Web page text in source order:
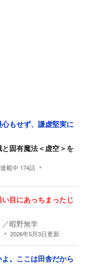
もせず、謙虚堅実に
固有魔法＜虚空＞を
連載中 174話
目にあっちまったじ
／暇野無学
2026年5月3日更新
。ここは田舎だから